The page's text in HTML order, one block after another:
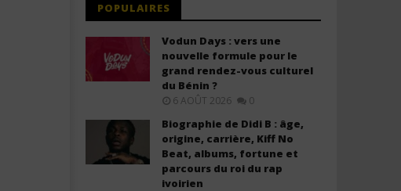
POPULAIRES
Vodun Days : vers une
nouvelle formule pour le
grand rendez-vous culturel
du Bénin ?
6 AOÛT 2026 0
Biographie de Didi B : âge,
origine, carrière, Kiff No
Beat, albums, fortune et
parcours du roi du rap
ivoirien